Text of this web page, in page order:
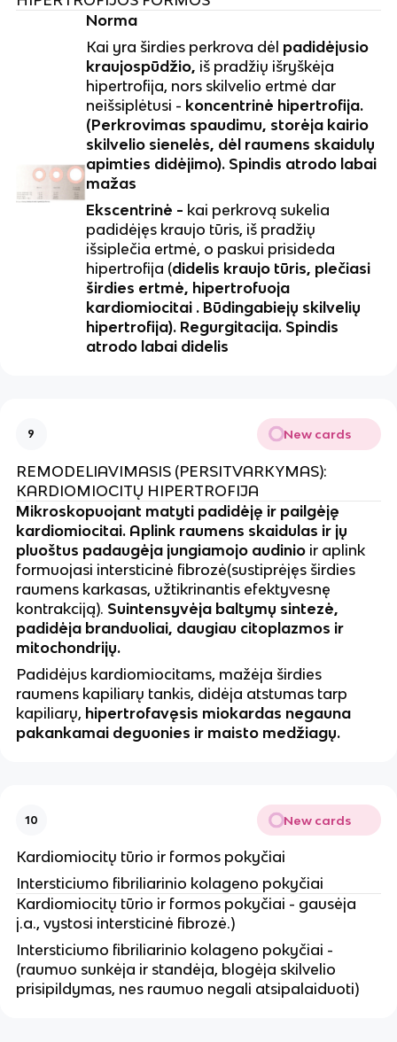
Norma
Kai yra širdies perkrova dėl padidėjusio
kraujospūdžio, iš pradžių išryškėja
hipertrofija, nors skilvelio ertmė dar
neišsiplėtusi - koncentrinė hipertrofija.
(Perkrovimas spaudimu, storėja kairio
skilvelio sienelės, dėl raumens skaidulų
apimties didėjimo). Spindis atrodo labai
mažas
Ekscentrinė - kai perkrovą sukelia
padidėjęs kraujo tūris, iš pradžių
išsiplečia ertmė, o paskui prisideda
hipertrofija (didelis kraujo tūris, plečiasi
širdies ertmė, hipertrofuoja
kardiomiocitai . Būdingabiejų skilvelių
hipertrofija). Regurgitacija. Spindis
atrodo labai didelis
9 New cards
REMODELIAVIMASIS (PERSITVARKYMAS):
KARDIOMIOCITŲ HIPERTROFIJA
Mikroskopuojant matyti padidėję ir pailgėję
kardiomiocitai. Aplink raumens skaidulas ir jų
pluoštus padaugėja jungiamojo audinio ir aplink
formuojasi intersticinė fibrozė(sustiprėjęs širdies
raumens karkasas, užtikrinantis efektyvesnę
kontrakciją). Suintensyvėja baltymų sintezė,
padidėja branduoliai, daugiau citoplazmos ir
mitochondrijų.
Padidėjus kardiomiocitams, mažėja širdies
raumens kapiliarų tankis, didėja atstumas tarp
kapiliarų, hipertrofavęsis miokardas negauna
pakankamai deguonies ir maisto medžiagų.
10 New cards
Kardiomiocitų tūrio ir formos pokyčiai
Intersticiumo fibriliarinio kolageno pokyčiai
Kardiomiocitų tūrio ir formos pokyčiai - gausėja
j.a., vystosi intersticinė fibrozė.)
Intersticiumo fibriliarinio kolageno pokyčiai -
(raumuo sunkėja ir standėja, blogėja skilvelio
prisipildymas, nes raumuo negali atsipalaiduoti)